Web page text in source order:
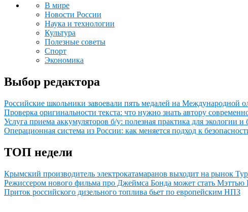
В мире
Новости России
Наука и технологии
Культура
Полезные советы
Спорт
Экономика
Выбор редактора
Российские школьники завоевали пять медалей на Международной
Проверка оригинальности текста: что нужно знать автору
Услуга приема аккумуляторов б/у: полезная практика для экологии и
Операционная система из России: как меняется подход к
ТОП недели
Крымский производитель электрокатамаранов выходит на рынок
Режиссером нового фильма про Джеймса Бонда может стать Мэттью
Приток российского дизельного топлива бьет по европейским НПЗ